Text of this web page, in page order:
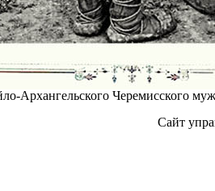
Архангельского Черемисского
Сайт